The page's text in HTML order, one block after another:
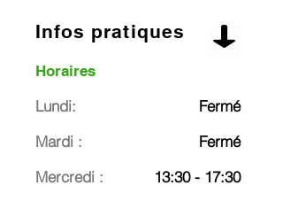
Infos pratiques
Horaires
Lundi:
Mardi :
Mercredi :
Fermé
Fermé
13:30 - 17:30